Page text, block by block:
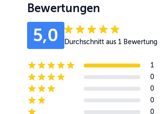
Bewertungen
5,0 Durchschnitt aus 1 Bewertung
5-star reviews
1
4-star reviews
0
3-star reviews
0
2-star reviews
0
0